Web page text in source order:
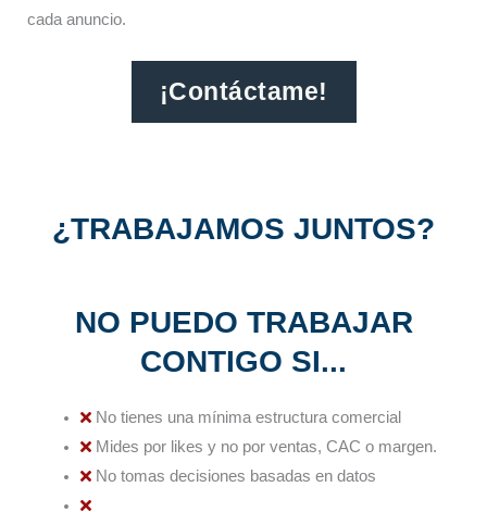
cada anuncio.​
¡Contáctame!
¿TRABAJAMOS JUNTOS?
NO PUEDO TRABAJAR
CONTIGO SI...
No tienes una mínima estructura comercial
Mides por likes y no por ventas, CAC o margen.
No tomas decisiones basadas en datos